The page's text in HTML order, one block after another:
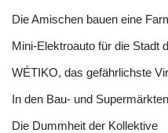
Die Amischen bauen eine
Mini-Elektroauto für die Stadt
WÉTIKO, das gefährlichste
In den Bau- und
Die Dummheit der Kollektive